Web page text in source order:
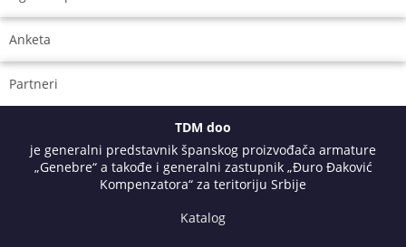
Anketa
Partneri
TDM doo
je generalni predstavnik španskog proizvođača armature
„Genebre“ a takođe i generalni zastupnik „Đuro Đaković
Kompenzatora“ za teritoriju Srbije
Katalog